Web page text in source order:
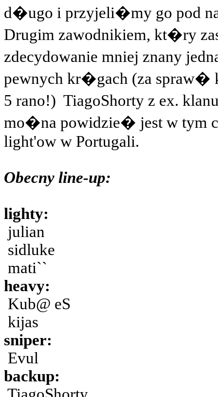
d�ugo i przyjeli�my go pod
Drugim zawodnikiem, kt�ry
zdecydowanie mniej znany
pewnych kr�gach (za
5 rano!) TiagoShorty z ex.
mo�na powidzie� jest w tym
light'ow w Portugali.
Obecny line-up:
lighty:
julian
sidluke
mati``
heavy:
Kub@ eS
kijas
sniper:
Evul
backup: